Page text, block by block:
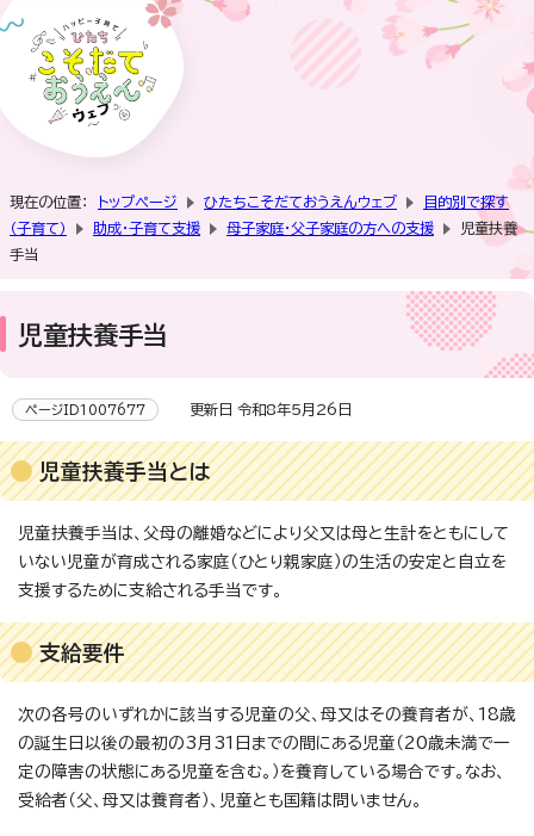
現在の位置： トップページ ひたちこそだておうえんウェブ
目的別で探す
（子育て）
助成・子育て支援 母子家庭・父子家庭の方への支援
児童扶養
手当
児童扶養手当
ページID1007677 更新日 令和8年5月26日
児童扶養手当とは
児童扶養手当は、父母の離婚などにより父又は母と生計をともにして
いない児童が育成される家庭（ひとり親家庭）の生活の安定と自立を
支援するために支給される手当です。
支給要件
次の各号のいずれかに該当する児童の父、母又はその養育者が、18歳
の誕生日以後の最初の3月31日までの間にある児童（20歳未満で一
定の障害の状態にある児童を含む。）を養育している場合です。なお、
受給者（父、母又は養育者）、児童とも国籍は問いません。